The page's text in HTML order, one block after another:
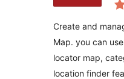
Create and
Map. you can
locator map,
location finder